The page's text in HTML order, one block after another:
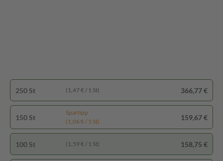
250 St (1,47 € / 1 St) 366,77 €
150 St
Spartipp
(1,06 € / 1 St)
159,67 €
100 St (1,59 € / 1 St) 158,75 €